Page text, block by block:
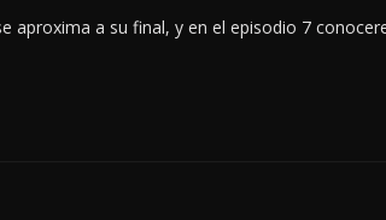
aproxima a su final, y en el episodio 7